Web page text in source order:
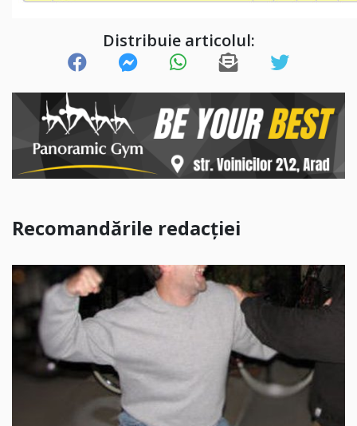
Distribuie articolul:
Recomandările redacției